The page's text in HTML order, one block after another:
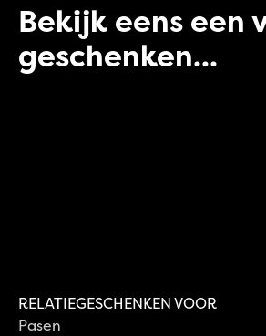
Bekijk eens een
geschenken...
Paas Tulband met dip
€6,00
Paasstol 1100 gram
RELATIEGESCHENKEN VOOR
Pasen